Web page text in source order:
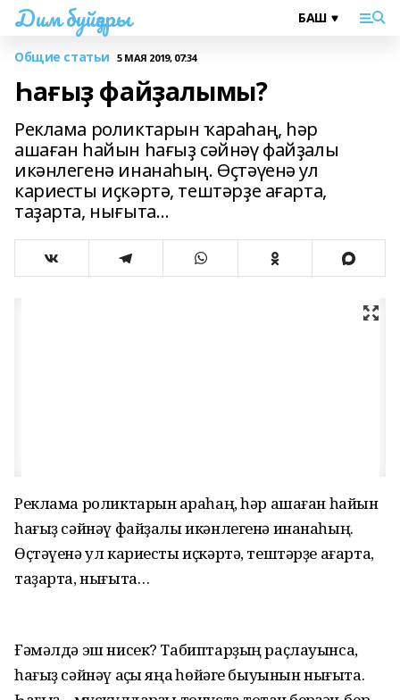
Дим буйҙары
Общие статьи 5 МАЯ 2019, 07:34
Һағыҙ файҙалымы?
Реклама роликтарын ҡараһаң, һәр
ашаған һайын һағыҙ сәйнәү файҙалы
икәнлегенә инанаһың. Өҫтәүенә ул
кариесты иҫкәртә, тештәрҙе ағарта,
таҙарта, нығыта…
Реклама роликтарын ҡараһаң, һәр ашаған һайын
һағыҙ сәйнәү файҙалы икәнлегенә инанаһың.
Өҫтәүенә ул кариесты иҫкәртә, тештәрҙе ағарта,
таҙарта, нығыта…
Ғәмәлдә эш нисек? Табиптарҙың раҫлауынса,
һағыҙ сәйнәү аҫҡы яңаҡ һөйәге быуынын нығыта.